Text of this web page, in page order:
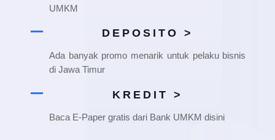
UMKM
DEPOSITO >
Ada banyak promo menarik untuk pelaku bisnis
di Jawa Timur
KREDIT >
Baca E-Paper gratis dari Bank UMKM disini